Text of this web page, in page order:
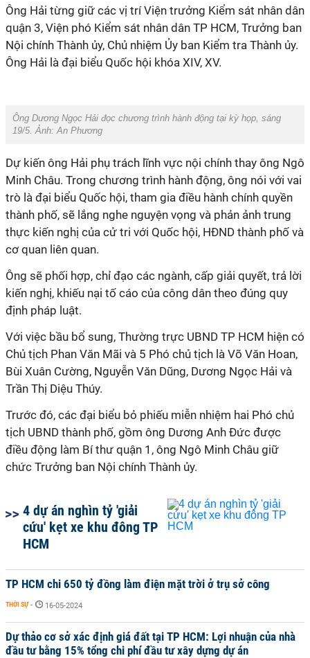
Ông Hải từng giữ các vị trí Viện trưởng Kiểm sát nhân dân
quận 3, Viện phó Kiểm sát nhân dân TP HCM, Trưởng ban
Nội chính Thành ủy, Chủ nhiệm Ủy ban Kiểm tra Thành ủy.
Ông Hải là đại biểu Quốc hội khóa XIV, XV.
Ông Dương Ngọc Hải đọc chương trình hành động tại kỳ họp, sáng
19/5. Ảnh: An Phương
Dự kiến ông Hải phụ trách lĩnh vực nội chính thay ông Ngô
Minh Châu. Trong chương trình hành động, ông nói với vai
trò là đại biểu Quốc hội, tham gia điều hành chính quyền
thành phố, sẽ lắng nghe nguyện vọng và phản ảnh trung
thực kiến nghị của cử tri với Quốc hội, HĐND thành phố và
cơ quan liên quan.
Ông sẽ phối hợp, chỉ đạo các ngành, cấp giải quyết, trả lời
kiến nghị, khiếu nại tố cáo của công dân theo đúng quy
định pháp luật.
Với việc bầu bổ sung, Thường trực UBND TP HCM hiện có
Chủ tịch Phan Văn Mãi và 5 Phó chủ tịch là Võ Văn Hoan,
Bùi Xuân Cường, Nguyễn Văn Dũng, Dương Ngọc Hải và
Trần Thị Diệu Thúy.
Trước đó, các đại biểu bỏ phiếu miễn nhiệm hai Phó chủ
tịch UBND thành phố, gồm ông Dương Anh Đức được
điều động làm Bí thư quận 1, ông Ngô Minh Châu giữ
chức Trưởng ban Nội chính Thành ủy.
4 dự án nghìn tỷ 'giải
cứu' kẹt xe khu đông TP
HCM
TP HCM chi 650 tỷ đồng làm điện mặt trời ở trụ sở công
THỜI SỰ - 16-05-2024
Dự thảo cơ sở xác định giá đất tại TP HCM: Lợi nhuận của nhà
đầu tư bằng 15% tổng chi phí đầu tư xây dựng dự án